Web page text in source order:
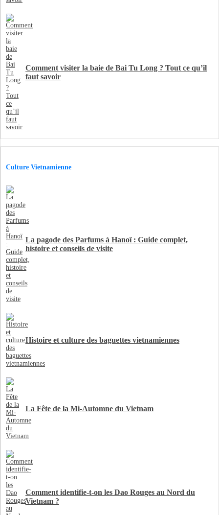
Comment visiter la baie de Bai Tu Long ? Tout ce qu’il
faut savoir
Culture Vietnamienne
La pagode des Parfums à Hanoï : Guide complet,
histoire et conseils de visite
Histoire et culture des baguettes vietnamiennes
La Fête de la Mi-Automne du Vietnam
Comment identifie-t-on les Dao Rouges au Nord du
Vietnam ?